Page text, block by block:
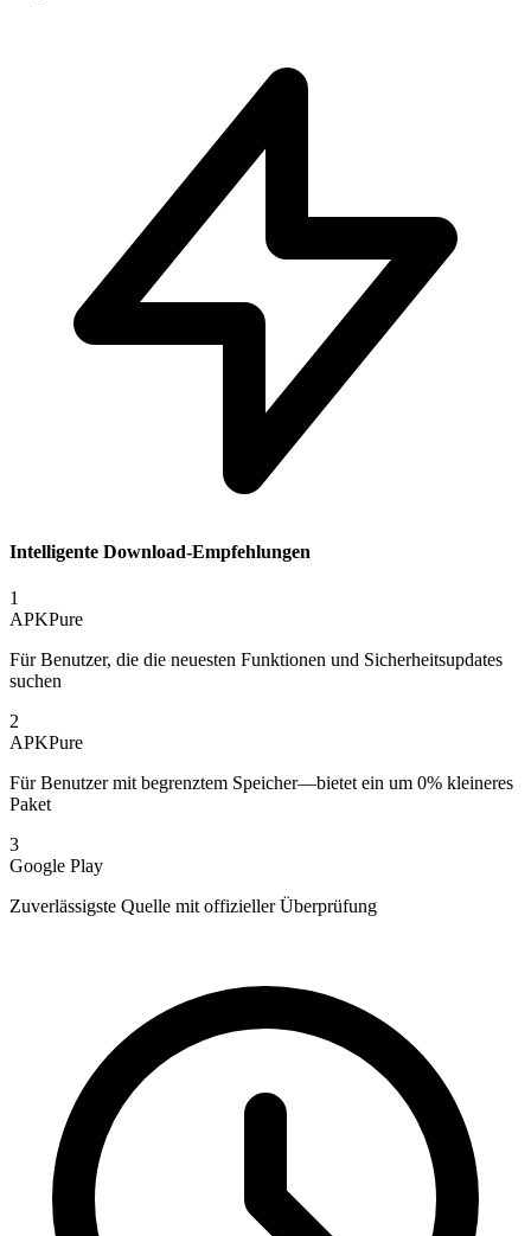
Intelligente Download-Empfehlungen
1
APKPure
Für Benutzer, die die neuesten Funktionen und Sicherheitsupdates
suchen
2
APKPure
Für Benutzer mit begrenztem Speicher—bietet ein um 0% kleineres
Paket
3
Google Play
Zuverlässigste Quelle mit offizieller Überprüfung